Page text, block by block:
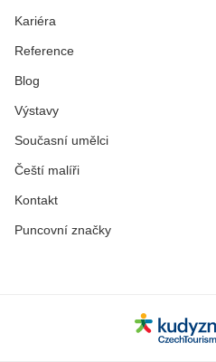
Kariéra
Reference
Blog
Výstavy
Současní umělci
Čeští malíři
Kontakt
Puncovní značky